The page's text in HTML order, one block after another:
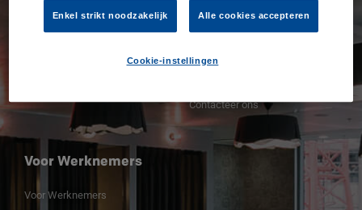
Contacteer ons
Ontdek onze vacatures
Contacteer ons
Voor Werknemers
Voor Werknemers
Enkel strikt noodzakelijk Alle cookies accepteren
Cookie-instellingen